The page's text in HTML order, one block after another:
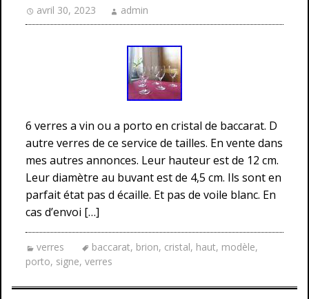
avril 30, 2023 admin
6 verres a vin ou a porto en cristal de baccarat. D
autre verres de ce service de tailles. En vente dans
mes autres annonces. Leur hauteur est de 12 cm.
Leur diamètre au buvant est de 4,5 cm. Ils sont en
parfait état pas d écaille. Et pas de voile blanc. En
cas d’envoi […]
verres baccarat, brion, cristal, haut, modèle,
porto, signe, verres